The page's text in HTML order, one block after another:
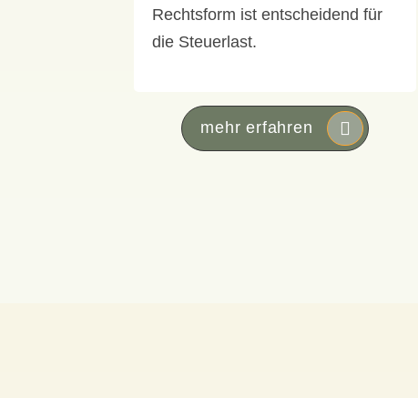
Rechtsform ist entscheidend für
die Steuerlast.
mehr erfahren